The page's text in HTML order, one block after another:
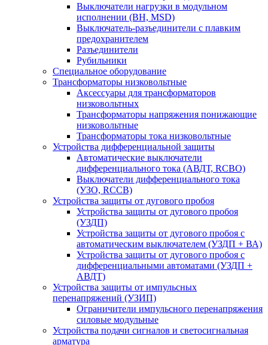
Выключатели нагрузки в модульном
исполнении (ВН, MSD)
Выключатель-разъединители с плавким
предохранителем
Разъединители
Рубильники
Специальное оборудование
Трансформаторы низковольтные
Аксессуары для трансформаторов
низковольтных
Трансформаторы напряжения понижающие
низковольтные
Трансформаторы тока низковольтные
Устройства дифференциальной защиты
Автоматические выключатели
дифференциального тока (АВДТ, RCBO)
Выключатели дифференциального тока
(УЗО, RCCB)
Устройства защиты от дугового пробоя
Устройства защиты от дугового пробоя
(УЗДП)
Устройства защиты от дугового пробоя с
автоматическим выключателем (УЗДП + ВА)
Устройства защиты от дугового пробоя с
дифференциальными автоматами (УЗДП +
АВДТ)
Устройства защиты от импульсных
перенапряжений (УЗИП)
Ограничители импульсного перенапряжения
силовые модульные
Устройства подачи сигналов и светосигнальная
арматура